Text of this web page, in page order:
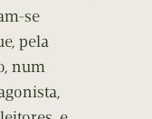
se
pela
num